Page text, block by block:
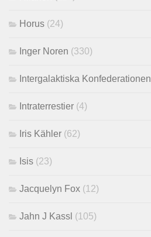
Horus (24)
Inger Noren (330)
Intergalaktiska Konfederationen
Intraterrestier (4)
Iris Kähler (62)
Isis (23)
Jacquelyn Fox (12)
Jahn J Kassl (105)